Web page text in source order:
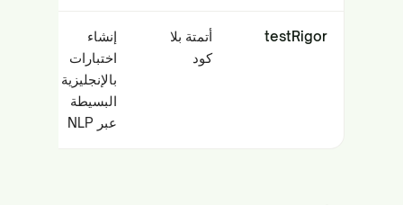
testRigor
أتمتة بلا
كود
إنشاء
اختبارات
بالإنجليزية
البسيطة
عبر NLP